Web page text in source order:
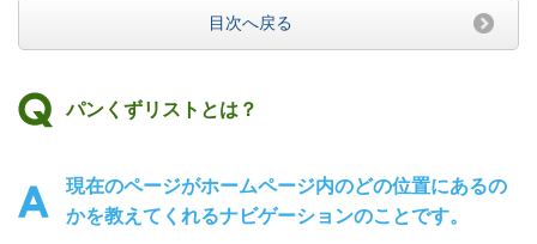
目次へ戻る
パンくずリストとは？
現在のページがホームページ内のどの位置にあるの
かを教えてくれるナビゲーションのことです。